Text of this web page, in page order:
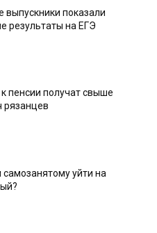
выпускники показали
результаты на ЕГЭ
пенсии получат свыше
рязанцев
уйти на